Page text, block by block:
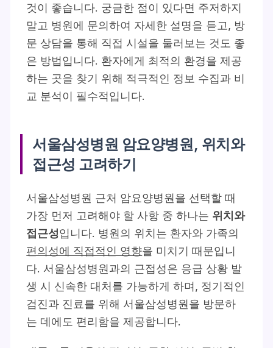
것이 좋습니다. 궁금한 점이 있다면 주저하지
말고 병원에 문의하여 자세한 설명을 듣고, 방
문 상담을 통해 직접 시설을 둘러보는 것도 좋
은 방법입니다. 환자에게 최적의 환경을 제공
하는 곳을 찾기 위해 적극적인 정보 수집과 비
교 분석이 필수적입니다.
서울삼성병원 암요양병원, 위치와
접근성 고려하기
서울삼성병원 근처 암요양병원을 선택할 때
가장 먼저 고려해야 할 사항 중 하나는 위치와
접근성입니다. 병원의 위치는 환자와 가족의
편의성에 직접적인 영향을 미치기 때문입니
다. 서울삼성병원과의 근접성은 응급 상황 발
생 시 신속한 대처를 가능하게 하며, 정기적인
검진과 진료를 위해 서울삼성병원을 방문하
는 데에도 편리함을 제공합니다.